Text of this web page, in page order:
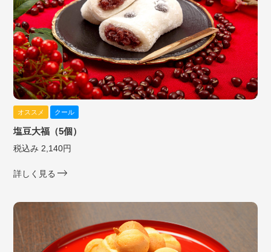
オススメ クール
塩豆大福（5個）
税込み 2,140円
詳しく見る